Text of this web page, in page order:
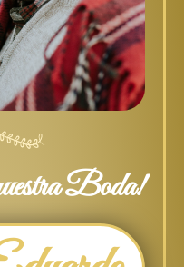
Boda!